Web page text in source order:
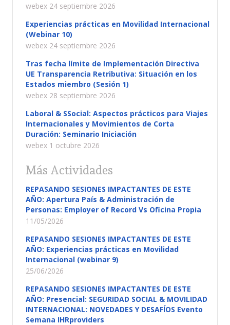
webex 24 septiembre 2026
Experiencias prácticas en Movilidad Internacional
(Webinar 10)
webex 24 septiembre 2026
Tras fecha límite de Implementación Directiva
UE Transparencia Retributiva: Situación en los
Estados miembro (Sesión 1)
webex 28 septiembre 2026
Laboral & SSocial: Aspectos prácticos para Viajes
Internacionales y Movimientos de Corta
Duración: Seminario Iniciación
webex 1 octubre 2026
Más Actividades
REPASANDO SESIONES IMPACTANTES DE ESTE
AÑO: Apertura País & Administración de
Personas: Employer of Record Vs Oficina Propia
11/05/2026
REPASANDO SESIONES IMPACTANTES DE ESTE
AÑO: Experiencias prácticas en Movilidad
Internacional (webinar 9)
25/06/2026
REPASANDO SESIONES IMPACTANTES DE ESTE
AÑO: Presencial: SEGURIDAD SOCIAL & MOVILIDAD
INTERNACIONAL: NOVEDADES Y DESAFÍOS Evento
Semana IHRproviders